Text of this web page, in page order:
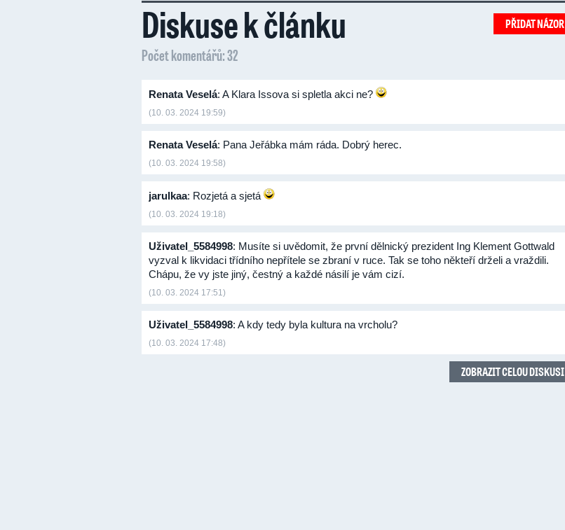
Diskuse k článku PŘIDAT NÁZOR
Počet komentářů: 32
Renata Veselá: A Klara Issova si spletla akci ne?
(10. 03. 2024 19:59)
Renata Veselá: Pana Jeřábka mám ráda. Dobrý herec.
(10. 03. 2024 19:58)
jarulkaa: Rozjetá a sjetá
(10. 03. 2024 19:18)
Uživatel_5584998: Musíte si uvědomit, že první dělnický prezident Ing Klement Gottwald
vyzval k likvidaci třídního nepřítele se zbraní v ruce. Tak se toho někteří drželi a vraždili.
Chápu, že vy jste jiný, čestný a každé násilí je vám cizí.
(10. 03. 2024 17:51)
Uživatel_5584998: A kdy tedy byla kultura na vrcholu?
(10. 03. 2024 17:48)
ZOBRAZIT CELOU DISKUSI